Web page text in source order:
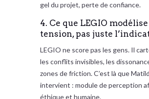
gel du projet, perte de confiance.
4. Ce que LEGIO modélise
tension, pas juste
LEGIO ne score pas les gens. Il
les conflits invisibles, les
zones de friction. C’est là que
intervient : module de perception
éthique et humaine.